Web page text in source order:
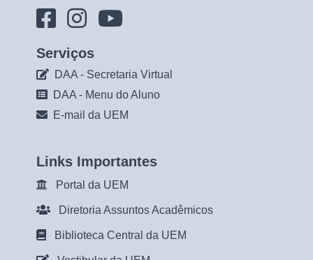
Serviços
DAA - Secretaria Virtual
DAA - Menu do Aluno
E-mail da UEM
Links Importantes
Portal da UEM
Diretoria Assuntos Acadêmicos
Biblioteca Central da UEM